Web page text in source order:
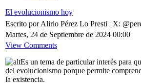
El evolucionismo hoy
Escrito por Alirio Pérez Lo Presti | X:
Martes, 24 de Septiembre de 2024 00:00
View Comments
Es un tema de particular interés para
del evolucionismo porque permite
la existencia.